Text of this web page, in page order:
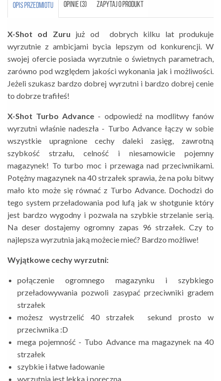
OPIS PRZEDMIOTU OPINIE (3) ZAPYTAJ O PRODUKT
X-Shot od Zuru już od dobrych kilku lat produkuje
wyrzutnie z ambicjami bycia lepszym od konkurencji. W
swojej ofercie posiada wyrzutnie o świetnych parametrach,
zarówno pod względem jakości wykonania jak i możliwości.
Jeżeli szukasz bardzo dobrej wyrzutni i bardzo dobrej cenie
to dobrze trafiłeś!
X-Shot Turbo Advance - odpowiedź na modlitwy fanów
wyrzutni właśnie nadeszła - Turbo Advance łączy w sobie
wszystkie upragnione cechy daleki zasięg, zawrotną
szybkość strzału, celność i niesamowicie pojemny
magazynek! To turbo moc i przewaga nad przeciwnikami.
Potężny magazynek na 40 strzałek sprawia, że na polu bitwy
mało kto może się równać z Turbo Advance. Dochodzi do
tego system przeładowania pod lufą jak w shotgunie który
jest bardzo wygodny i pozwala na szybkie strzelanie serią.
Na deser dostajemy ogromny zapas 96 strzałek. Czy to
najlepsza wyrzutnia jaką możecie mieć? Bardzo możliwe!
Wyjątkowe cechy wyrzutni:
połączenie ogromnego magazynku i szybkiego
przeładowywania pozwoli zasypać przeciwniki gradem
strzałek
możesz wystrzelić 40 strzałek sekund prosto w
przeciwnika :D
mega pojemność - Tubo Advance ma magazynek na 40
strzałek
szybkie i łatwe ładowanie
wyrzutnia jest lekka i poręczna